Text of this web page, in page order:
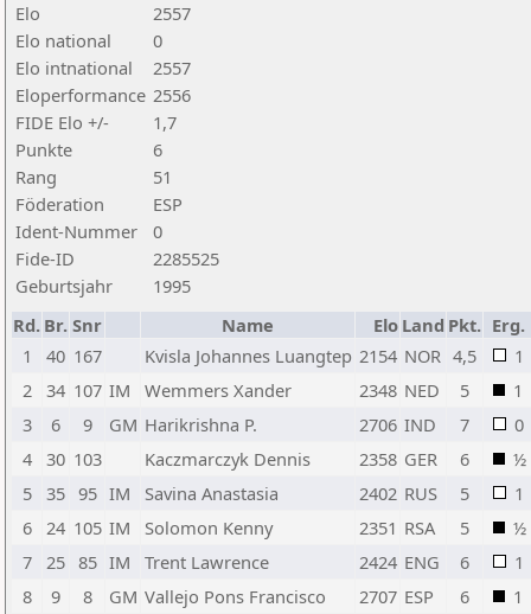
Elo
2557
Elo national
0
Elo intnational
2557
Eloperformance 2556
FIDE Elo +/-
1,7
Punkte
6
Rang
51
Föderation
ESP
Ident-Nummer
0
Fide-ID
2285525
Geburtsjahr
1995
Rd. Br. Snr Name Elo Land Pkt. Erg.
1
40 167 Kvisla Johannes Luangtep 2154 NOR 4,5
1
2
34 107 IM Wemmers Xander 2348 NED 5
1
3
6 9 GM Harikrishna P. 2706 IND 7
0
4
30 103 Kaczmarczyk Dennis 2358 GER 6
½
5
35 95 IM Savina Anastasia 2402 RUS 5
1
6
24 105 IM Solomon Kenny 2351 RSA 5
½
7
25 85 IM Trent Lawrence 2424 ENG 6
1
8
9 8 GM Vallejo Pons Francisco 2707 ESP 6
1